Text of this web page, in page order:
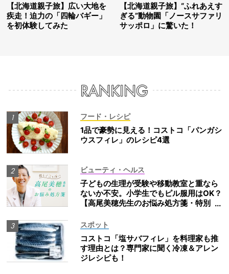
【北海道親子旅】広い大地を
疾走！迫力の「四輪バギー」
を初体験してみた
【北海道親子旅】“ふれあえす
ぎる”動物園「ノースサファリ
サッポロ」に驚いた！
フード・レシピ
1品で豪勢に見える！コストコ「パンガシ
ウスフィレ」のレシピ4選
ビューティ・ヘルス
子どもの生理が受験や移動教室と重なら
ないか不安。小学生でもピル服用はOK？
【高尾美穂先生のお悩み処方箋・特別
スポット
コストコ「塩サバフィレ」を料理家も推
す理由とは？専門家に聞く冷凍＆アレン
ジレシピも！